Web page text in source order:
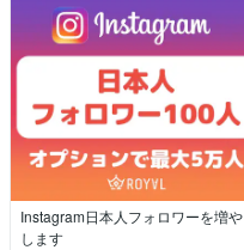
Instagram日本人フォロワーを増や
します